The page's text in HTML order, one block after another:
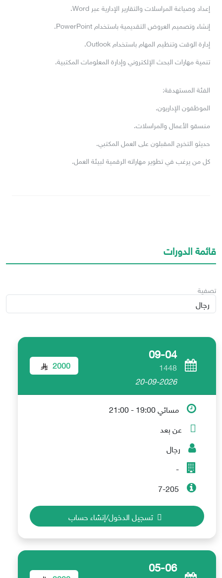
إعداد وصياغة المراسلات والتقارير الإدارية عبر Word.
إنشاء وتصميم العروض التقديمية باستخدام PowerPoint.
إدارة الوقت وتنظيم المهام باستخدام Outlook.
تنمية مهارات البحث الإلكتروني وإدارة المعلومات المكتبية.
الفئة المستهدفة:
الموظفون الإداريون.
منسقو الأعمال والمراسلات.
حديثو التخرج المقبلون على العمل المكتبي.
كل من يرغب في تطوير مهاراته الرقمية لبيئة العمل.
قائمة الدورات
تصفية
09-04
1448
20-09-2026
2000
مسائي 19:00 - 21:00
عن بعد
رجال
-
7-205
تسجيل الدخول/إنشاء حساب
05-06